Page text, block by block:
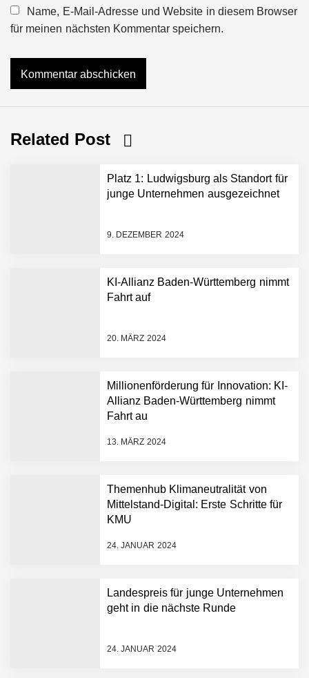
Name, E-Mail-Adresse und Website in diesem Browser
für meinen nächsten Kommentar speichern.
Related Post
Platz 1: Ludwigsburg als Standort für
junge Unternehmen ausgezeichnet
9. DEZEMBER 2024
KI-Allianz Baden-Württemberg nimmt
Fahrt auf
20. MÄRZ 2024
Millionenförderung für Innovation: KI-
Allianz Baden-Württemberg nimmt
Fahrt au
13. MÄRZ 2024
Themenhub Klimaneutralität von
Mittelstand-Digital: Erste Schritte für
KMU
24. JANUAR 2024
Landespreis für junge Unternehmen
geht in die nächste Runde
24. JANUAR 2024
NEURA Robotics gibt
Dollar bekannt, um den
Plattform zu beschleunigen
NEURA Robotics und
Amazon Web Services
starten strategische
AI breit auszurollen
Humanoider Roboter bringt
Hightech ins Stadion
Simulationsdienstleistung in
FiniteNow ermöglicht
Entwicklungsprozesse
Pyck im Employer Portrait